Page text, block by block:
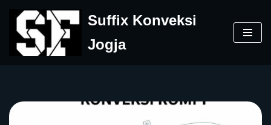
Skip
to
Suffix Konveksi
Jogja